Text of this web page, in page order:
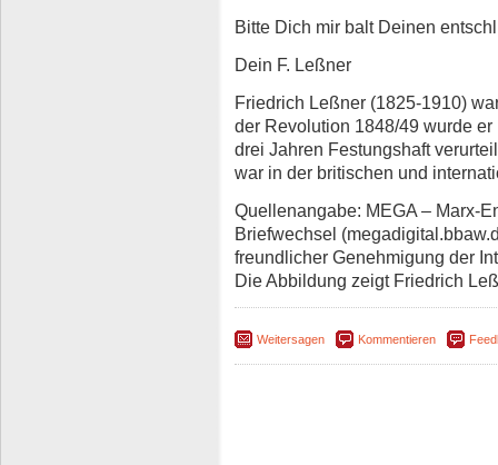
Bitte Dich mir balt Deinen
Dein F. Leßner
Friedrich Leßner (1825-1910)
der Revolution 1848/49 wurde
drei Jahren Festungshaft
war in der britischen und
Quellenangabe: MEGA – Marx-
Briefwechsel
freundlicher Genehmigung der
Die Abbildung zeigt Friedrich
Weitersagen Kommentieren